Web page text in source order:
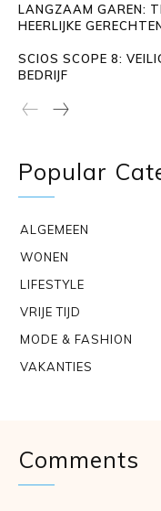
LANGZAAM GAREN:
HEERLIJKE
SCIOS SCOPE 8:
BEDRIJF
Popular
ALGEMEEN
WONEN
LIFESTYLE
VRIJE TIJD
MODE & FASHION
VAKANTIES
Comments